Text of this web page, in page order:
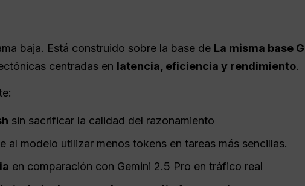
baja. Está construido sobre la base de La misma base
centradas en latencia, eficiencia y rendimiento.
sin sacrificar la calidad del razonamiento
al modelo utilizar menos tokens en tareas más sencillas.
en comparación con Gemini 2.5 Pro en tráfico real